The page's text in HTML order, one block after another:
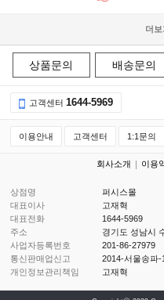
더
상품문의 배송문의
고객센터 1644-5969
이용안내 고객센터 1:1문의
회사소개 이용
상점명
퍼시스몰
대표이사
고재혁
대표전화
1644-5969
주소
경기도 성남시
사업자등록번호
201-86-27979
통신판매업신고
2014-서울송파-
개인정보관리책임
고재혁